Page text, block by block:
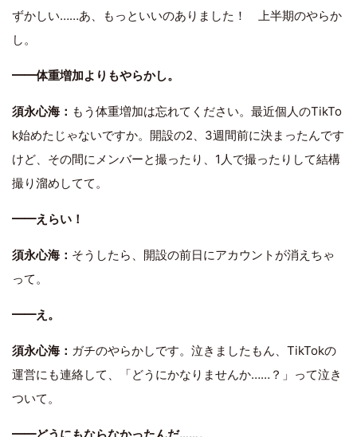
ずかしい……あ、もっといいのありました！ 上半期のやらか
し。
━━体重増加よりもやらかし。
須永心海： もう体重増加は忘れてください。最近個人のTikTo
k始めたじゃないですか。開設の2、3週間前に決まったんです
けど、その間にメンバーと撮ったり、1人で撮ったりして結構
撮り溜めしてて。
━━えらい！
須永心海： そうしたら、開設の前日にアカウントが消えちゃ
って。
━━え。
須永心海： ガチのやらかしです。泣きましたもん、TikTokの
運営にも連絡して、「どうにかなりませんか……？」って泣き
ついて。